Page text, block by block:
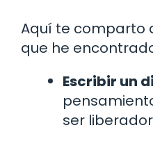
Aquí te comparto
que he
Escribir un
ser